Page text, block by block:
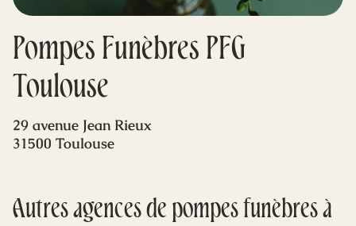
Blog
Pompes Funèbres PFG
Toulouse
29 avenue Jean Rieux
31500 Toulouse
Autres agences de pompes funèbres à